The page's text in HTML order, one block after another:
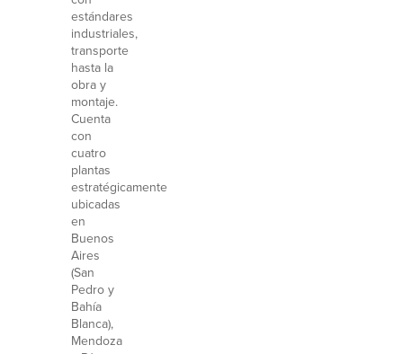
estándares
industriales,
transporte
hasta la
obra y
montaje.
Cuenta
con
cuatro
plantas
estratégicamente
ubicadas
en
Buenos
Aires
(San
Pedro y
Bahía
Blanca),
Mendoza